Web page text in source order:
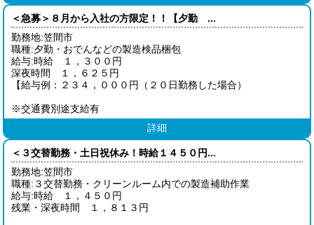
＜急募＞８月から入社の方限定！！【夕勤 ...
勤務地:笠間市
職種:夕勤・おでんなどの製造検品梱包
給与:時給 １，３００円
深夜時間 １，６２５円
【給与例：２３４，０００円（２０日勤務した場合）
※交通費別途支給有
詳細
＜３交替勤務・土日祝休み！時給１４５０円...
勤務地:笠間市
職種:３交替勤務・クリーンルーム内での製造補助作業
給与:時給 １，４５０円
残業・深夜時間 １，８１３円